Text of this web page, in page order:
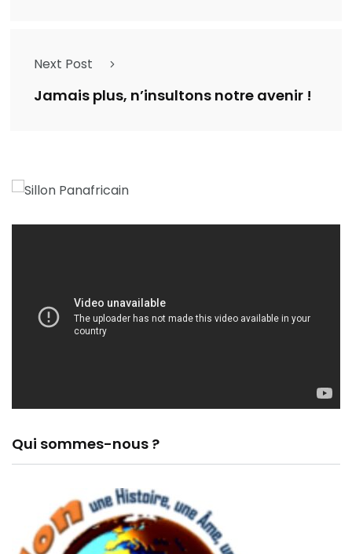
Next Post
Jamais plus, n’insultons notre avenir !
Qui sommes-nous ?